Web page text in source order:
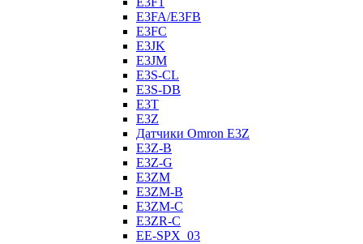
E3FA/E3FB
E3FC
E3JK
E3JM
E3S-CL
E3S-DB
E3T
E3Z
Датчики Omron E3Z
E3Z-B
E3Z-G
E3ZM
E3ZM-B
E3ZM-C
E3ZR-C
EE-SPX_03